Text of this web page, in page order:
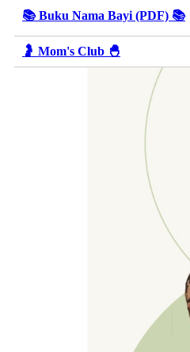
📚 Buku Nama Bayi (PDF) 📚
🤰 Mom's Club 🐣